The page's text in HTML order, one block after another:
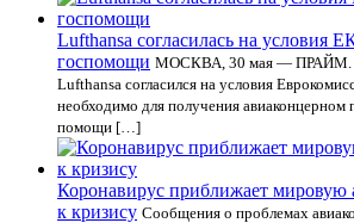
Lufthansa согласилась на условия
госпомощи МОСКВА, 30 мая — ПРАЙМ.
Lufthansa согласился на условия
необходимо для получения авиаконцерном
помощи […]
Коронавирус приближает мировую
к кризису Сообщения о проблемах